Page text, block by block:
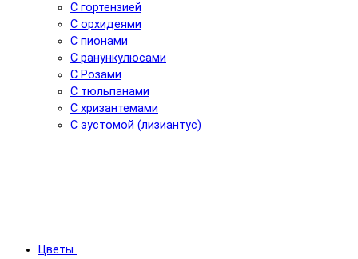
С гортензией
С орхидеями
С пионами
С ранункулюсами
С Розами
С тюльпанами
С хризантемами
С эустомой (лизиантус)
Цветы